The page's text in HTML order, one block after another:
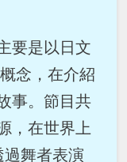
要是以日文
念，在介紹
事。節目共
，在世界上
舞者表演